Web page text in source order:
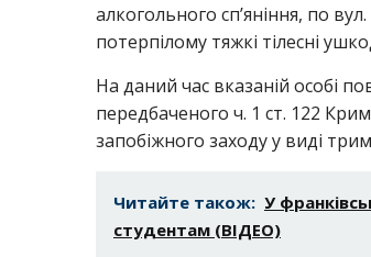
алкогольного сп’яніння, по
потерпілому тяжкі тілесні
На даний час вказаній особі
передбаченого ч. 1 ст. 122
запобіжного заходу у виді
Читайте також: У
студентам (ВІДЕО)